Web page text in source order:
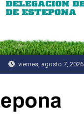
Saltar
viernes, agosto 7, 2026